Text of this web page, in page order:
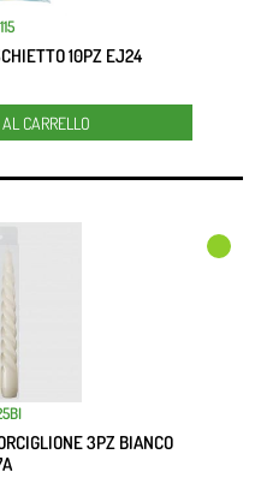
10PZ EJ24
CARRELLO
3PZ BIANCO